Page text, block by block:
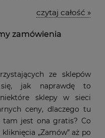
czytaj całość »
zamówienia
ze sklepów
się, jak naprawdę to
sklepy w sieci
ceny, dlaczego tu
tam jest ona gratis? Co
„Zamów” aż po